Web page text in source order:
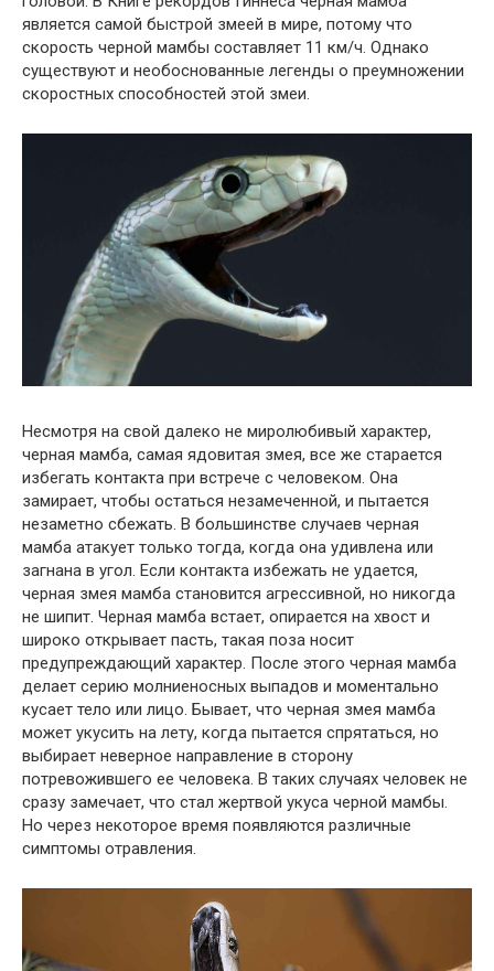
является самой быстрой змеей в мире, потому что
скорость черной мамбы составляет 11 км/ч. Однако
существуют и необоснованные легенды о преумножении
скоростных способностей этой змеи.
Несмотря на свой далеко не миролюбивый характер,
черная мамба, самая ядовитая змея, все же старается
избегать контакта при встрече с человеком. Она
замирает, чтобы остаться незамеченной, и пытается
незаметно сбежать. В большинстве случаев черная
мамба атакует только тогда, когда она удивлена ​​или
загнана в угол. Если контакта избежать не удается,
черная змея мамба становится агрессивной, но никогда
не шипит. Черная мамба встает, опирается на хвост и
широко открывает пасть, такая поза носит
предупреждающий характер. После этого черная мамба
делает серию молниеносных выпадов и моментально
кусает тело или лицо. Бывает, что черная змея мамба
может укусить на лету, когда пытается спрятаться, но
выбирает неверное направление в сторону
потревожившего ее человека. В таких случаях человек не
сразу замечает, что стал жертвой укуса черной мамбы.
Но через некоторое время появляются различные
симптомы отравления.